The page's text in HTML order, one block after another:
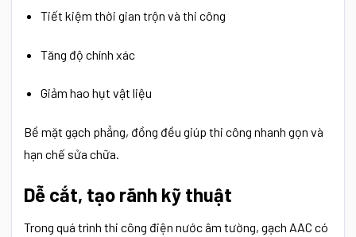
Tiết kiệm thời gian trộn và thi công
Tăng độ chính xác
Giảm hao hụt vật liệu
Bề mặt gạch phẳng, đồng đều giúp thi công nhanh gọn và
hạn chế sửa chữa.
Dễ cắt, tạo rãnh kỹ thuật
Trong quá trình thi công điện nước âm tường, gạch AAC có